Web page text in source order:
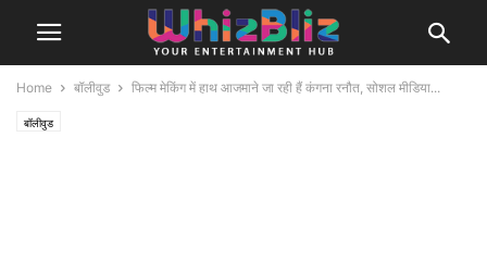
Home बॉलीवुड फिल्म मेकिंग में हाथ आजमाने जा रही हैं कंगना रनौत, सोशल मीडिया...
बॉलीवुड